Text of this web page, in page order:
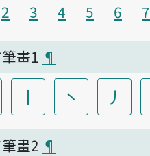
2 3 4 5 6 7
畫1 ¶
丨 丶 丿
畫2 ¶